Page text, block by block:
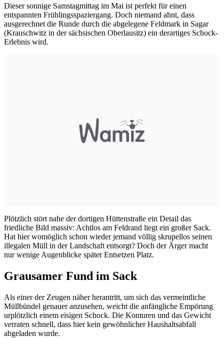
Dieser sonnige Samstagmittag im Mai ist perfekt für einen
entspannten Frühlingsspaziergang. Doch niemand ahnt, dass
ausgerechnet die Runde durch die abgelegene Feldmark in Sagar
(Krauschwitz in der sächsischen Oberlausitz) ein derartiges Schock-
Erlebnis wird.
Plötzlich stört nahe der dortigen Hüttenstraße ein Detail das
friedliche Bild massiv: Achtlos am Feldrand liegt ein großer Sack.
Hat hier womöglich schon wieder jemand völlig skrupellos seinen
illegalen Müll in der Landschaft entsorgt? Doch der Ärger macht
nur wenige Augenblicke später Entsetzen Platz.
Grausamer Fund im Sack
Als einer der Zeugen näher herantritt, um sich das vermeintliche
Müllbündel genauer anzusehen, weicht die anfängliche Empörung
urplötzlich einem eisigen Schock. Die Konturen und das Gewicht
verraten schnell, dass hier kein gewöhnlicher Haushaltsabfall
abgeladen wurde.